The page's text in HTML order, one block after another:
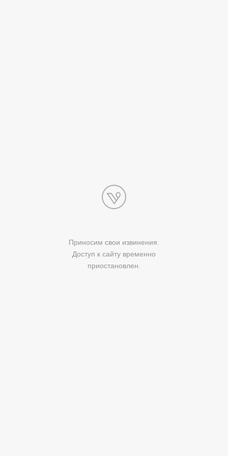
Приносим свои извинения.
Доступ к сайту временно
приостановлен.